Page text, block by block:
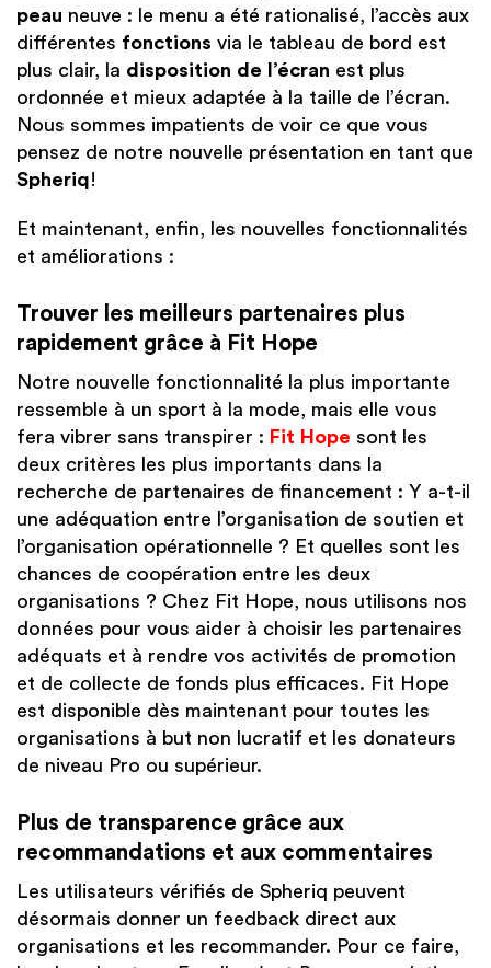
peau neuve : le menu a été rationalisé, l’accès aux
différentes fonctions via le tableau de bord est
plus clair, la disposition de l’écran est plus
ordonnée et mieux adaptée à la taille de l’écran.
Nous sommes impatients de voir ce que vous
pensez de notre nouvelle présentation en tant que
Spheriq!
Et maintenant, enfin, les nouvelles fonctionnalités
et améliorations :
Trouver les meilleurs partenaires plus
rapidement grâce à Fit Hope
Notre nouvelle fonctionnalité la plus importante
ressemble à un sport à la mode, mais elle vous
fera vibrer sans transpirer : Fit Hope sont les
deux critères les plus importants dans la
recherche de partenaires de financement : Y a-t-il
une adéquation entre l’organisation de soutien et
l’organisation opérationnelle ? Et quelles sont les
chances de coopération entre les deux
organisations ? Chez Fit Hope, nous utilisons nos
données pour vous aider à choisir les partenaires
adéquats et à rendre vos activités de promotion
et de collecte de fonds plus efficaces. Fit Hope
est disponible dès maintenant pour toutes les
organisations à but non lucratif et les donateurs
de niveau Pro ou supérieur.
Plus de transparence grâce aux
recommandations et aux commentaires
Les utilisateurs vérifiés de Spheriq peuvent
désormais donner un feedback direct aux
organisations et les recommander. Pour ce faire,